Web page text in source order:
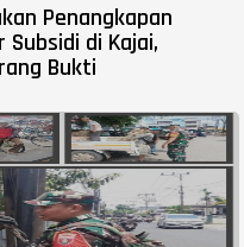
Penangkapan
Subsidi di Kajai,
Bukti